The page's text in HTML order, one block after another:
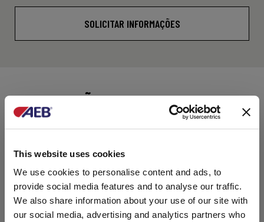
This website uses cookies
We use cookies to personalise content and ads, to
provide social media features and to analyse our traffic.
We also share information about your use of our site with
our social media, advertising and analytics partners who
SOLICITAR INFORMAÇÕES
COMPOSIÇÃO
Proteínas vegetais (proteínas de ervilha), ácido
água q.b. a 100.
EMBALAGENS
Bidão com 10 kg. Bidão com 20 kg.